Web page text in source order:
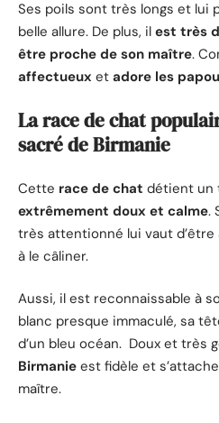
Ses poils sont très longs et lui
belle allure. De plus, il est très
être proche de son maître.
affectueux et adore les
La race de chat
sacré de Birmanie
Cette race de chat détient un
extrêmement doux et calme.
très attentionné lui vaut
à le câliner.
Aussi, il est reconnaissable à
blanc presque immaculé, sa
d’un bleu océan. Doux et très
Birmanie est fidèle et
maître.